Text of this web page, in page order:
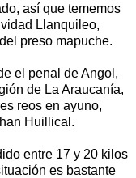
así que tememos
Llanquileo,
preso mapuche.
el penal de Angol,
de La Araucanía,
reos en ayuno,
Huillical.
entre 17 y 20 kilos
es bastante